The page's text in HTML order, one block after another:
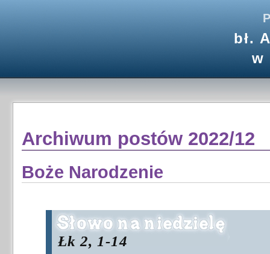
bł.
w
Archiwum postów 2022/12
Boże Narodzenie
Łk 2, 1-14